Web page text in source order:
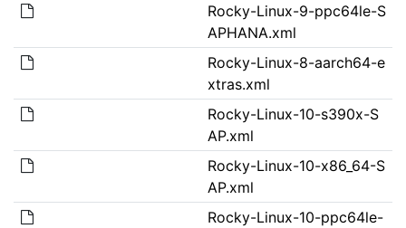
Rocky-Linux-9-ppc64le-S
APHANA.xml
Rocky-Linux-8-aarch64-e
xtras.xml
Rocky-Linux-10-s390x-S
AP.xml
Rocky-Linux-10-x86_64-S
AP.xml
Rocky-Linux-10-ppc64le-